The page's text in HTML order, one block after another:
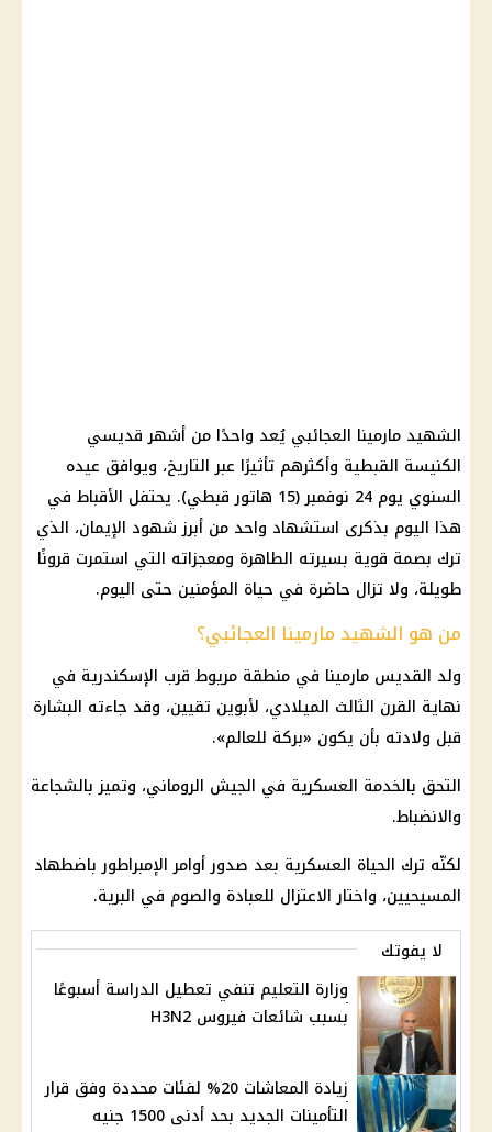
الشهيد مارمينا العجائبي يُعد واحدًا من أشهر قديسي
الكنيسة القبطية وأكثرهم تأثيرًا عبر التاريخ، ويوافق عيده
السنوي يوم 24 نوفمبر (15 هاتور قبطي). يحتفل الأقباط في
هذا اليوم بذكرى استشهاد واحد من أبرز شهود الإيمان، الذي
ترك بصمة قوية بسيرته الطاهرة ومعجزاته التي استمرت قرونًا
طويلة، ولا تزال حاضرة في حياة المؤمنين حتى اليوم.
من هو الشهيد مارمينا العجائبي؟
ولد القديس مارمينا في منطقة مريوط قرب الإسكندرية في
نهاية القرن الثالث الميلادي، لأبوين تقيين، وقد جاءته البشارة
قبل ولادته بأن يكون «بركة للعالم».
التحق بالخدمة العسكرية في الجيش الروماني، وتميز بالشجاعة
والانضباط.
لكنّه ترك الحياة العسكرية بعد صدور أوامر الإمبراطور باضطهاد
المسيحيين، واختار الاعتزال للعبادة والصوم في البرية.
لا يفوتك
وزارة التعليم تنفي تعطيل الدراسة أسبوعًا
بسبب شائعات فيروس H3N2
زيادة المعاشات 20% لفئات محددة وفق قرار
التأمينات الجديد بحد أدنى 1500 جنيه